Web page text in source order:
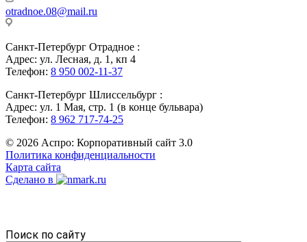
otradnoe.08@mail.ru
Санкт-Петербург Отрадное :
Адрес: ул. Лесная, д. 1, кп 4
Телефон: 8 950 002-11-37
Санкт-Петербург Шлиссельбург :
Адрес: ул. 1 Мая, стр. 1 (в конце бульвара)
Телефон: 8 962 717-74-25
© 2026 Аспро: Корпоративный сайт 3.0
Политика конфиденциальности
Карта сайта
Сделано в
Поиск по сайту